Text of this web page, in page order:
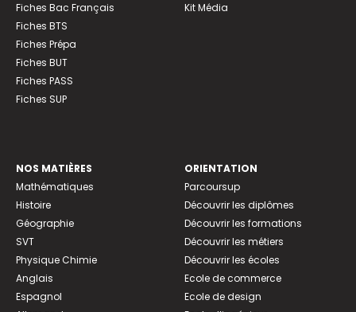
Fiches Bac Français
Fiches BTS
Fiches Prépa
Fiches BUT
Fiches PASS
Fiches SUP
Kit Média
NOS MATIÈRES
Mathématiques
Histoire
Géographie
SVT
Physique Chimie
Anglais
Espagnol
ORIENTATION
Parcoursup
Découvrir les diplômes
Découvrir les formations
Découvrir les métiers
Découvrir les écoles
Ecole de commerce
Ecole de design